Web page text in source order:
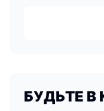
БУДЬТЕ В